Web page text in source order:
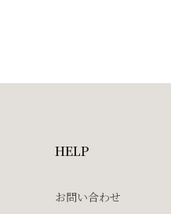
HELP
お問い合わせ